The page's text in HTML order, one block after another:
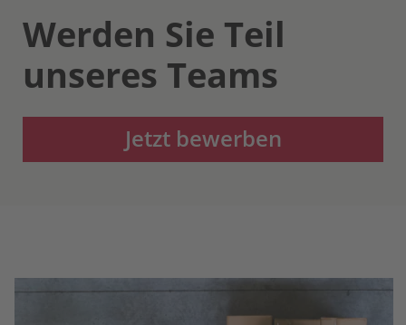
Werden Sie Teil
unseres Teams
Jetzt bewerben